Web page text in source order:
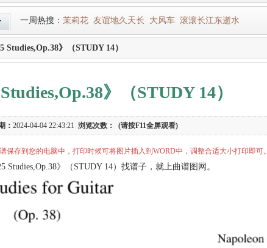
一周热搜： 茉莉花 友谊地久天长 大风车 滚滚长江东逝水
Studies,Op.38》（STUDY 14）
》（STUDY 14）
： 2024-04-04 22:43:21 浏览次数： (请按F11全屏观看)
保存到您的电脑中，打印时候可将图片插入到WORD中，调整合适大小打印即可。
Studies,Op.38》（STUDY 14）找谱子，就上曲谱图网。